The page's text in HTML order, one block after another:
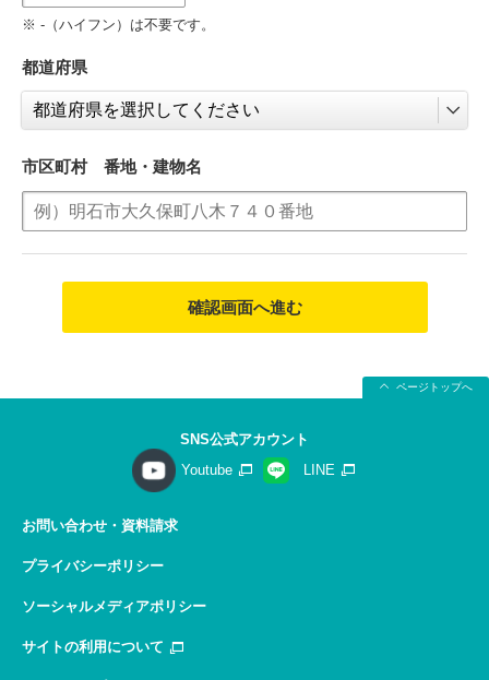
※ -（ハイフン）は不要です。
都道府県
市区町村 番地・建物名
確認画面へ進む
ページトップへ
SNS公式アカウント
Youtube
LINE
お問い合わせ・資料請求
プライバシーポリシー
ソーシャルメディアポリシー
サイトの利用について